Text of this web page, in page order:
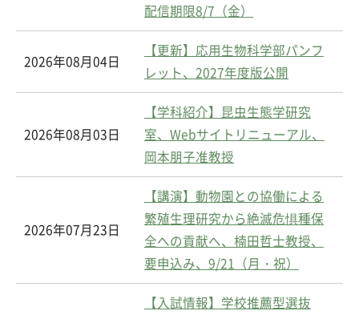
配信期限8/7（金）
2026年08月04日
【更新】応用生物科学部パンフ
レット、2027年度版公開
2026年08月03日
【学科紹介】昆虫生態学研究
室、Webサイトリニューアル、
岡本朋子准教授
2026年07月23日
【講演】動物園との協働による
繁殖生理研究から絶滅危惧種保
全への貢献へ、楠田哲士教授、
要申込み、9/21（月・祝）
【入試情報】学校推薦型選抜